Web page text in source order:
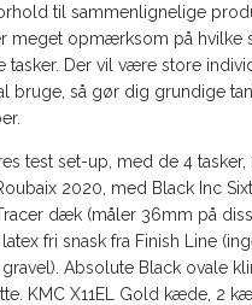
til sammenlignelige
meget opmærksom på hvilke
tasker. Der vil være store
bruge, så gør dig grundige
test set-up, med de 4
2020, med Black Inc
dæk (måler 36mm på
fri snask fra Finish Line
Absolute Black ovale
KMC X11EL Gold kæde, 2